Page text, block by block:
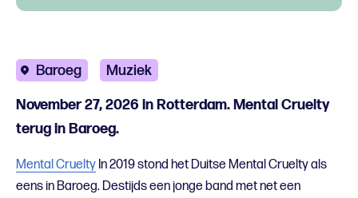
Baroeg Muziek
November 27, 2026 in Rotterdam. Mental Cruelty
terug in Baroeg.
Mental Cruelty In 2019 stond het Duitse Mental Cruelty als
eens in Baroeg. Destijds een jonge band met net een